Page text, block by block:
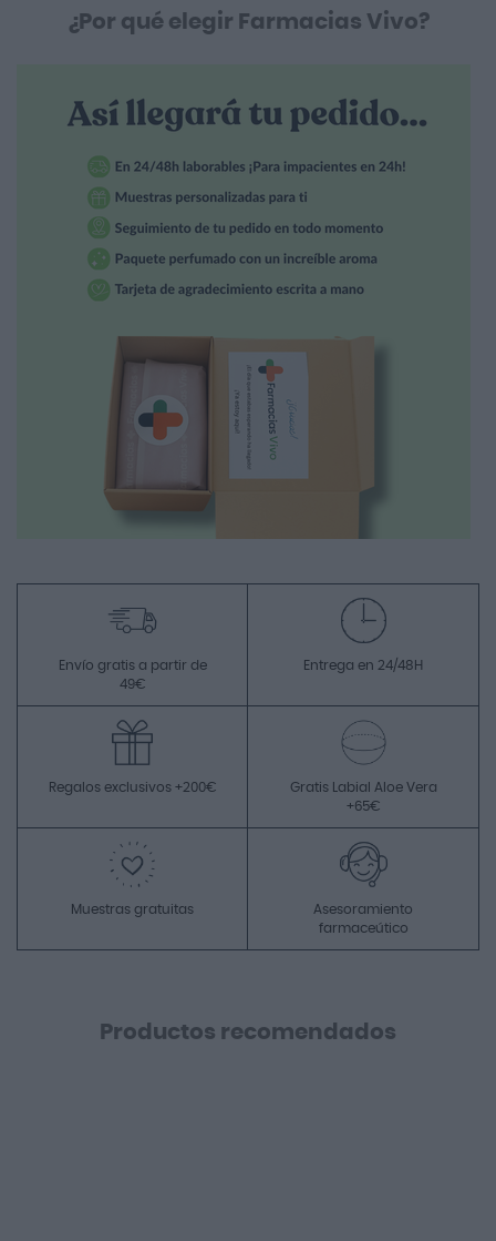
¿Por qué elegir Farmacias Vivo?
Envío gratis a partir de
49€
Entrega en 24/48H
Regalos exclusivos +200€
Gratis Labial Aloe Vera
+65€
Muestras gratuitas
Asesoramiento
farmaceútico
Productos recomendados